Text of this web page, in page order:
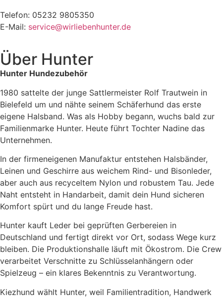
Telefon: 05232 9805350
E-Mail: service@wirliebenhunter.de
Über Hunter
Hunter Hundezubehör
1980 sattelte der junge Sattlermeister Rolf Trautwein in
Bielefeld um und nähte seinem Schäferhund das erste
eigene Halsband. Was als Hobby begann, wuchs bald zur
Familienmarke Hunter. Heute führt Tochter Nadine das
Unternehmen.
In der firmeneigenen Manufaktur entstehen Halsbänder,
Leinen und Geschirre aus weichem Rind- und Bisonleder,
aber auch aus recyceltem Nylon und robustem Tau. Jede
Naht entsteht in Handarbeit, damit dein Hund sicheren
Komfort spürt und du lange Freude hast.
Hunter kauft Leder bei geprüften Gerbereien in
Deutschland und fertigt direkt vor Ort, sodass Wege kurz
bleiben. Die Produktionshalle läuft mit Ökostrom. Die Crew
verarbeitet Verschnitte zu Schlüsselanhängern oder
Spielzeug – ein klares Bekenntnis zu Verantwortung.
Kiezhund wählt Hunter, weil Familientradition, Handwerk